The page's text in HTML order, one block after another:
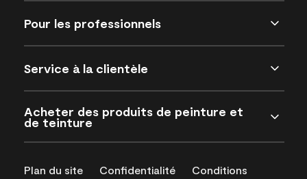
Pour les professionnels
Service à la clientèle
Acheter des produits de peinture et
de teinture
Plan du site Confidentialité
Conditions